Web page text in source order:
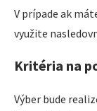
V prípade ak
využite
Kritéria na
Výber bude